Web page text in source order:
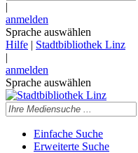
|
anmelden
Sprache auswählen
Hilfe | Stadtbibliothek Linz
|
anmelden
Sprache auswählen
Einfache Suche
Erweiterte Suche